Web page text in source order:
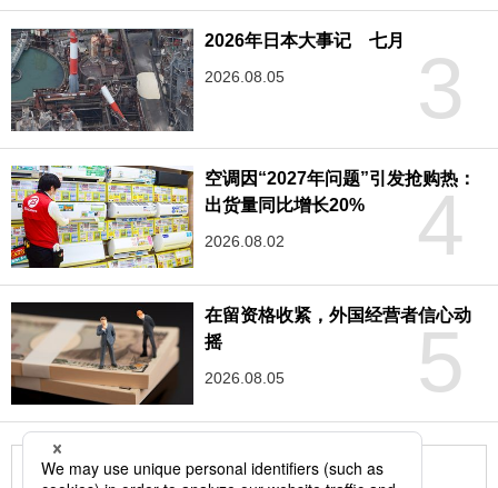
3
2026年日本大事记 七月
2026.08.05
4
空调因“2027年问题”引发抢购热：
出货量同比增长20%
2026.08.02
5
在留资格收紧，外国经营者信心动
摇
2026.08.05
更多